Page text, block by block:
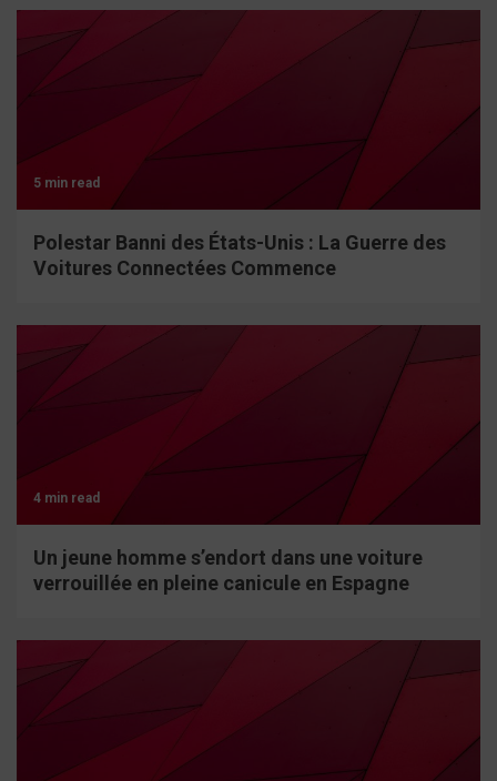
5 min read
Polestar Banni des États-Unis : La Guerre des
Voitures Connectées Commence
4 min read
Un jeune homme s’endort dans une voiture
verrouillée en pleine canicule en Espagne